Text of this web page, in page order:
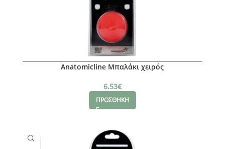
Anatomicline Μπαλάκι χειρός
6.53€
ΠΡΟΣΘΗΚΗ